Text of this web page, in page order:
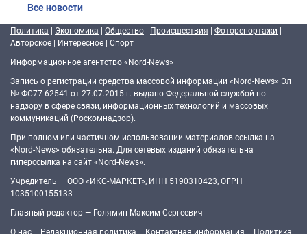
Все новости
Политика | Экономика | Общество | Происшествия | Фоторепортажи |
Авторское | Интересное | Спорт
Информационное агентство «Nord-News»
Запись о регистрации средства массовой информации «Nord-News» Эл
№ ФС77-62541 от 27.07.2015 г. выдано Федеральной службой по
надзору в сфере связи, информационных технологий и массовых
коммуникаций (Роскомнадзор).
При полном или частичном использовании материалов ссылка на
«Nord-News» обязательна. Для сетевых изданий обязательна
гиперссылка на сайт «Nord-News».
Учредитель — ООО «ИКС-МАРКЕТ», ИНН 5190310423, ОГРН
1035100155133
Главный редактор — Голямин Максим Сергеевич
О нас
Редакционная политика Контактная информация Политика